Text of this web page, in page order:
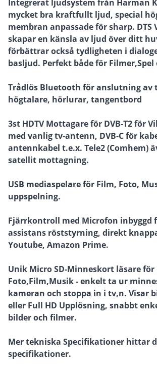
Integrerat ljudsystem från Harman
mycket bra kraftfullt ljud, special
membran anpassade för sharp. DTS
skapar en känsla av ljud över ditt
förbättrar också tydligheten i
basljud. Perfekt både för
Trådlös Bluetooth för anslutning av
högtalare, hörlurar, tangentbord
3st HDTV Mottagare för DVB-T2 för
med vanlig tv-antenn, DVB-C för
antennkabel t.e.x. Tele2 (Comhem)
satellit mottagning.
USB mediaspelare för Film, Foto,
uppspelning.
Fjärrkontroll med Microfon inbyggd
assistans röststyrning, direkt
Youtube, Amazon Prime.
Unik Micro SD-Minneskort läsare
Foto,Film,Musik - enkelt ta ur
kameran och stoppa in i tv,n. Visar
eller Full HD Upplösning, snabbt
bilder och filmer.
Mer tekniska Specifikationer hittar
specifikationer.